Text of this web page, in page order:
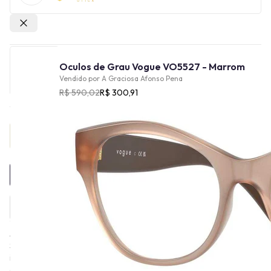
Oculos de Grau Vogue VO5527 - Marrom
Vendido por A Graciosa Afonso Pena
R$ 590,02R$ 300,91
Provador Virtual
INDISPONÍVEL
A Vogue Eyewear é uma marca italiana fundada por Paolo
Seminara em Florença em 1973. A Vogue Eyewear nasceu para
inspirar as pessoas a experimentar e explorar em sua jornada